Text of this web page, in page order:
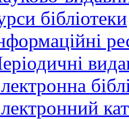
бібліотеки